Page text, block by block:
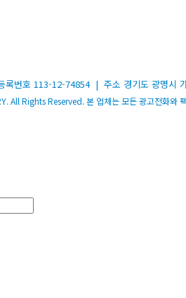
록번호 113-12-74854 | 주소 경기도 광명
All Rights Reserved. 본 업체는 모든 광고전화와